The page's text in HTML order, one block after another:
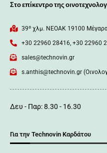
Στο επίκεντρο της
39º χλμ. ΝΕΟΑΚ 19100
+30 22960 28416, +30 22960
sales@technovin.gr
s.anthis@technovin.gr
Δευ - Παρ: 8.30 - 16.30
Για την Technovin Καρδάτου